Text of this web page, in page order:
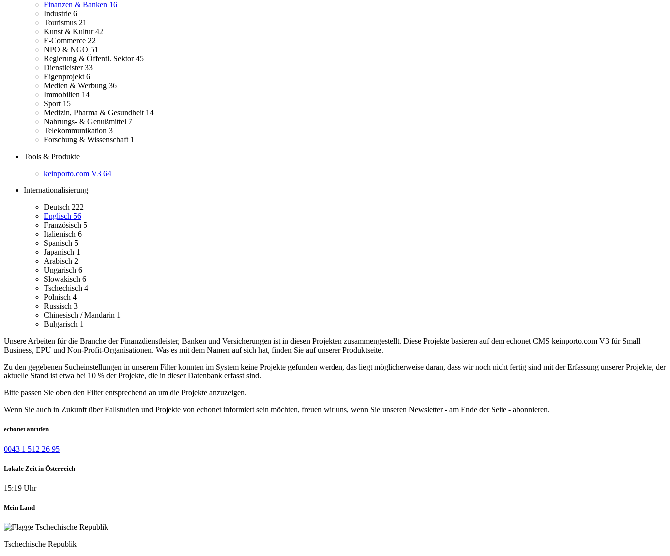
Finanzen & Banken 16
Industrie 6
Tourismus 21
Kunst & Kultur42
E-Commerce 22
NPO & NGO 51
Regierung & Öffentl. Sektor45
Dienstleister33
Eigenprojekt 6
Medien & Werbung 36
Immobilien 14
Sport 15
Medizin, Pharma & Gesundheit 14
Nahrungs- & Genußmittel 7
Telekommunikation 3
Forschung & Wissenschaft 1
Tools & Produkte
keinporto.com V3 64
Internationalisierung
Deutsch 222
Englisch 56
Französisch 5
Italienisch 6
Spanisch 5
Japanisch 1
Arabisch 2
Ungarisch 6
Slowakisch 6
Tschechisch 4
Polnisch 4
Russisch 3
Chinesisch / Mandarin 1
Bulgarisch 1
Unsere Arbeiten für die Branche der Finanzdienstleister, Banken und Versicherungen ist in diesen Projekten zusammengestellt. Diese Projekte basieren auf dem echonet CMS keinporto.com V3 für Small
Business, EPU und Non-Profit-Organisationen. Was es mit dem Namen auf sich hat, finden Sie auf unserer Produktseite.
Zu den gegebenen Sucheinstellungen in unserem Filter konnten im System keine Projekte gefunden werden, das liegt möglicherweise daran, dass wir noch nicht fertig sind mit der Erfassung unserer Projekte, der
aktuelle Stand ist etwa bei 10 % der Projekte, die in dieser Datenbank erfasst sind.
Bitte passen Sie oben den Filter entsprechend an um die Projekte anzuzeigen.
Wenn Sie auch in Zukunft über Fallstudien und Projekte von echonet informiert sein möchten, freuen wir uns, wenn Sie unseren Newsletter - am Ende der Seite - abonnieren.
echonet anrufen
0043 1 512 26 95
Lokale Zeit in Österreich
15:19 Uhr
Mein Land
Tschechische Republik